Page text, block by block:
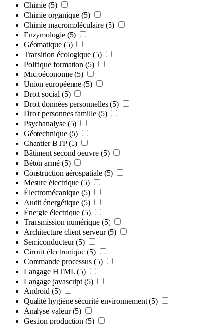
Chimie (5)
Chimie organique (5)
Chimie macromoléculaire (5)
Enzymologie (5)
Géomatique (5)
Transition écologique (5)
Politique formation (5)
Microéconomie (5)
Union européenne (5)
Droit social (5)
Droit données personnelles (5)
Droit personnes famille (5)
Psychanalyse (5)
Géotechnique (5)
Chantier BTP (5)
Bâtiment second oeuvre (5)
Béton armé (5)
Construction aérospatiale (5)
Mesure électrique (5)
Électromécanique (5)
Audit énergétique (5)
Énergie électrique (5)
Transmission numérique (5)
Architecture client serveur (5)
Semiconducteur (5)
Circuit électronique (5)
Commande processus (5)
Langage HTML (5)
Langage javascript (5)
Android (5)
Qualité hygiène sécurité environnement (5)
Analyse valeur (5)
Gestion production (5)